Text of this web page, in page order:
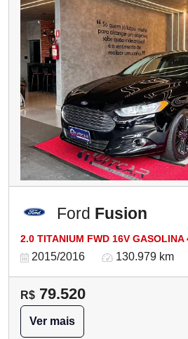
Ford Fusion
2.0 TITANIUM FWD 16V GASOLINA
2015/2016 130.979 km
R$ 79.520
Ver mais